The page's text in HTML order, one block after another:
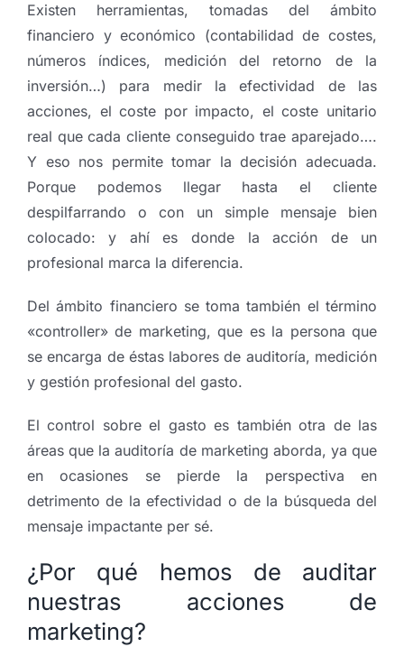
Existen herramientas, tomadas del ámbito
financiero y económico (contabilidad de costes,
números índices, medición del retorno de la
inversión…) para medir la efectividad de las
acciones, el coste por impacto, el coste unitario
real que cada cliente conseguido trae aparejado….
Y eso nos permite tomar la decisión adecuada.
Porque podemos llegar hasta el cliente
despilfarrando o con un simple mensaje bien
colocado: y ahí es donde la acción de un
profesional marca la diferencia.
Del ámbito financiero se toma también el término
«controller» de marketing, que es la persona que
se encarga de éstas labores de auditoría, medición
y gestión profesional del gasto.
El control sobre el gasto es también otra de las
áreas que la auditoría de marketing aborda, ya que
en ocasiones se pierde la perspectiva en
detrimento de la efectividad o de la búsqueda del
mensaje impactante per sé.
¿Por qué hemos de auditar
nuestras acciones de
marketing?